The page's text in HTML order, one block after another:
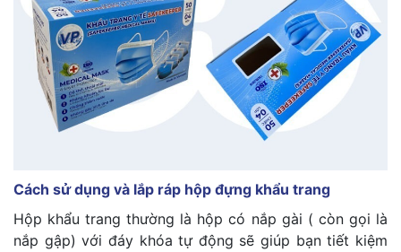
Cách sử dụng và lắp ráp hộp đựng khẩu trang
Hộp khẩu trang thường là hộp có nắp gài ( còn gọi là
nắp gập) với đáy khóa tự động sẽ giúp bạn tiết kiệm